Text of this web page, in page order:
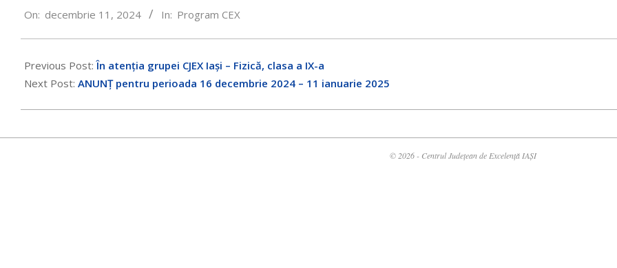
12-
On: decembrie 11, 2024 In: Program CEX
Previous Post:În atenția grupei CJEX Iași – Fizică, clasa a IX-a
Next Post: ANUNȚ pentru perioada 16 decembrie 2024 – 11 ianuarie 2025
© 2026 - Centrul Județean de Excelență IAȘI